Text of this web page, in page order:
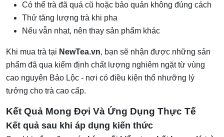
Có thể trà đã quá cũ hoặc bảo quản không đúng cách
Thử tăng lượng trà khi pha
Nếu vẫn nhạt, nên thay sản phẩm khác
Khi mua trà tại NewTea.vn, bạn sẽ nhận được những sản
phẩm đã qua kiểm định chất lượng nghiêm ngặt từ vùng
cao nguyên Bảo Lộc - nơi có điều kiện thổ nhưỡng lý
tưởng cho trà cao cấp.
Kết Quả Mong Đợi Và Ứng Dụng Thực Tế
Kết quả sau khi áp dụng kiến thức